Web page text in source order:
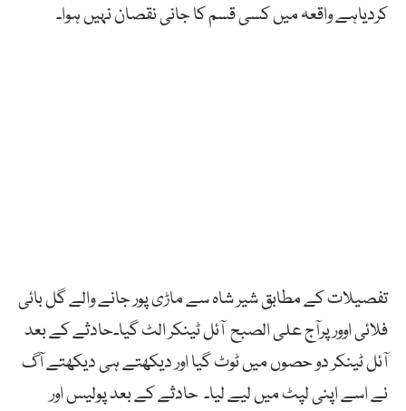
کردیاہے واقعہ میں کسی قسم کا جانی نقصان نہیں ہوا۔
تفصیلات کے مطابق شیر شاہ سے ماڑی پور جانے والے گل بائی
فلائی اوور پرآج علی الصبح آئل ٹینکر الٹ گیا۔حادثے کے بعد
آئل ٹینکر دو حصوں میں ٹوٹ گیا اور دیکھتے ہی دیکھتے آگ
نے اسے اپنی لپٹ میں لیے لیا۔ حادثے کے بعد پولیس اور